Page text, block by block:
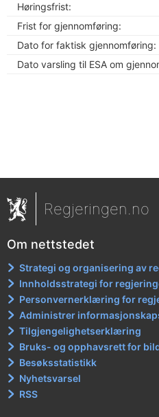
Høringsfrist:
Frist for gjennomføring:
Dato for faktisk gjennomføring:
Dato varsling til ESA om
Regjeringen.no
Om nettstedet
Strategi og organisering av
Innholdsstrategi for
Personvernerklæring for
Administrer
Tilgjengelighetserklæring
Bruks- og opphavsrett for
Besøksstatistikk
Nyhetsvarsel
RSS